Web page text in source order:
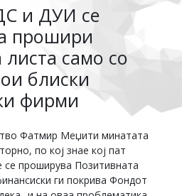
и ДУИ се
прошири
само со
блиски
фирми
Фатмир Меџити минатата
по кој знае кој пат
се проширува Позитивната
ги покрива Фондот